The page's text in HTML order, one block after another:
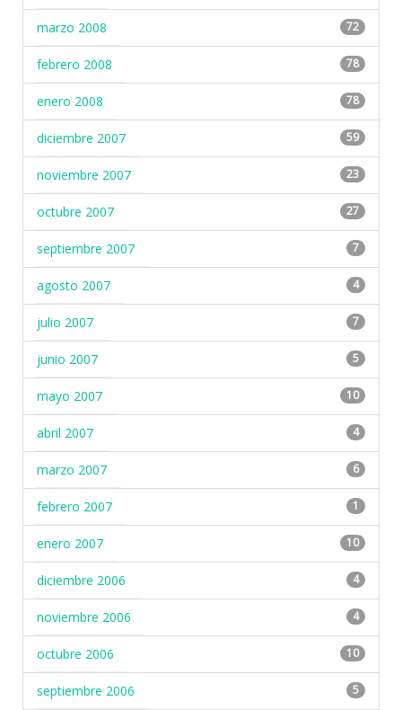
marzo 2008 72
febrero 2008 78
enero 2008 78
diciembre 2007 59
noviembre 2007 23
octubre 2007 27
septiembre 2007 7
agosto 2007 4
julio 2007 7
junio 2007 5
mayo 2007 10
abril 2007 4
marzo 2007 6
febrero 2007 1
enero 2007 10
diciembre 2006 4
noviembre 2006 4
octubre 2006 10
septiembre 2006 5